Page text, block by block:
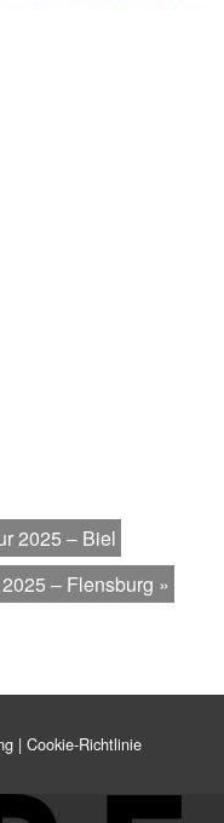
2025 – Biel
– Flensburg »
| Cookie-Richtlinie